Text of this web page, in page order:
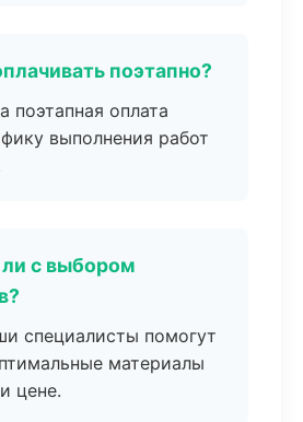
поэтапно?
поэтапная оплата
выполнения работ
с выбором
специалисты помогут
материалы
цене.